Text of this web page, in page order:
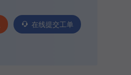
在线提交工单